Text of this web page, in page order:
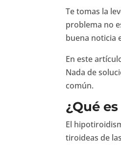
Te tomas la
problema no
buena noticia
En este
Nada de
común.
¿Qué
El
tiroideas de